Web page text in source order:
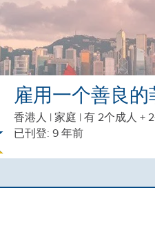
雇用一个善良
香港人 | 家庭 | 有 2个成人 +
已刊登: 9 年前